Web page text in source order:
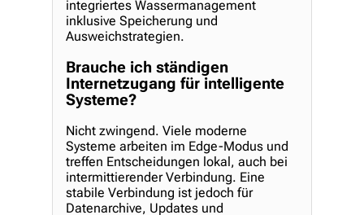
integriertes Wassermanagement
inklusive Speicherung und
Ausweichstrategien.
Brauche ich ständigen
Internetzugang für intelligente
Systeme?
Nicht zwingend. Viele moderne
Systeme arbeiten im Edge-Modus und
treffen Entscheidungen lokal, auch bei
intermittierender Verbindung. Eine
stabile Verbindung ist jedoch für
Datenarchive, Updates und